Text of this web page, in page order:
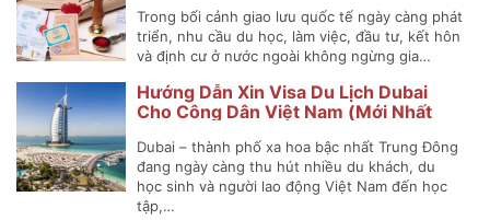
Trong bối cảnh giao lưu quốc tế ngày càng phát
triển, nhu cầu du học, làm việc, đầu tư, kết hôn
và định cư ở nước ngoài không ngừng gia…
Hướng Dẫn Xin Visa Du Lịch Dubai
Cho Công Dân Việt Nam (Mới Nhất
Dubai – thành phố xa hoa bậc nhất Trung Đông
đang ngày càng thu hút nhiều du khách, du
học sinh và người lao động Việt Nam đến học
tập,…